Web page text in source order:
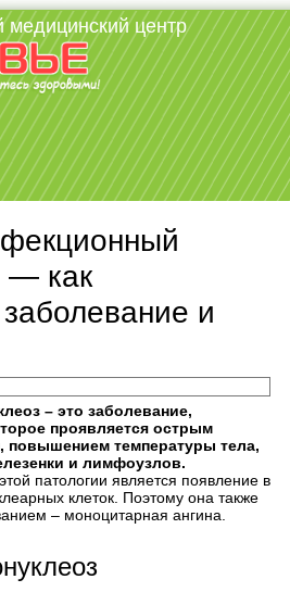
центр
— как
и
– это заболевание,
проявляется острым
повышением температуры тела,
и лимфоузлов.
патологии является появление в
клеток. Поэтому она также
– моноцитарная ангина.